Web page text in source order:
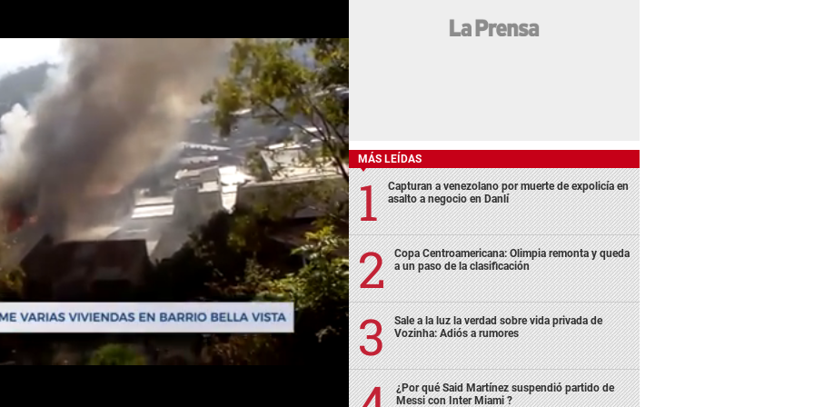
MÁS LEÍDAS
Capturan a venezolano por muerte de expolicía en
asalto a negocio en Danlí
Copa Centroamericana: Olimpia remonta y queda
a un paso de la clasificación
Sale a la luz la verdad sobre vida privada de
Vozinha: Adiós a rumores
¿Por qué Said Martínez suspendió partido de
Messi con Inter Miami ?